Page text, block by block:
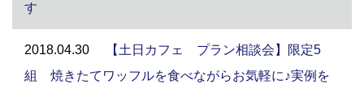
す
2018.04.30
【土日カフェ プラン相談会】限定5
組 焼きたてワッフルを食べながらお気軽に♪実例を